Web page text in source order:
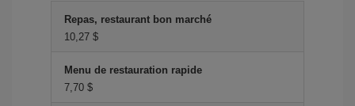
Repas, restaurant bon marché
10,27 $
Menu de restauration rapide
7,70 $